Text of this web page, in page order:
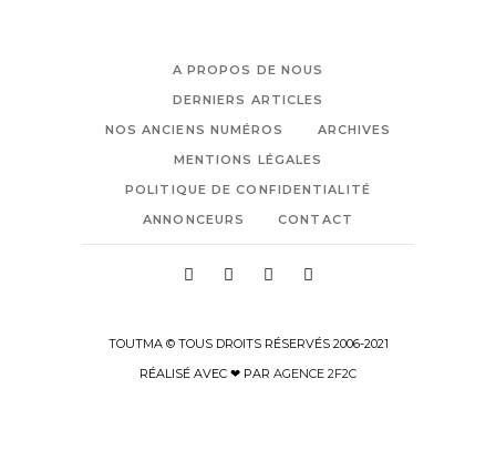
A PROPOS DE NOUS
DERNIERS ARTICLES
NOS ANCIENS NUMÉROS
ARCHIVES
MENTIONS LÉGALES
POLITIQUE DE CONFIDENTIALITÉ
ANNONCEURS
CONTACT
TOUTMA © TOUS DROITS RÉSERVÉS 2006-2021
RÉALISÉ AVEC ❤ PAR AGENCE 2F2C